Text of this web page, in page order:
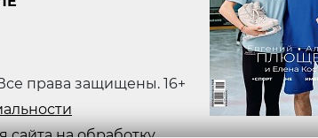
права защищены. 16+